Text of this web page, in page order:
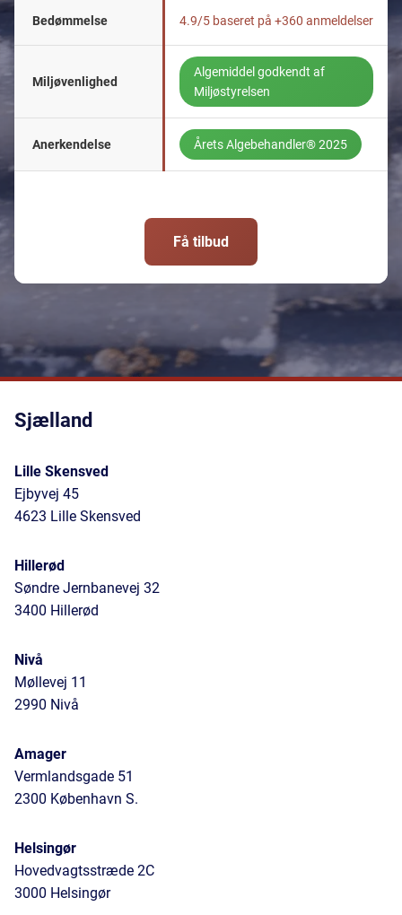
Bedømmelse 4.9/5 baseret på +360 anmeldelser
Miljøvenlighed
Algemiddel godkendt af
Miljøstyrelsen
Anerkendelse Årets Algebehandler® 2025
Få tilbud
Sjælland
Lille Skensved
Ejbyvej 45
4623 Lille Skensved
Hillerød
Søndre Jernbanevej 32
3400 Hillerød
Nivå
Møllevej 11
2990 Nivå
Amager
Vermlandsgade 51
2300 København S.
Helsingør
Hovedvagtsstræde 2C
3000 Helsingør